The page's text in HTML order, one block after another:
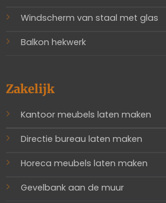
Windscherm van staal met glas
Balkon hekwerk
Zakelijk
Kantoor meubels laten maken
Directie bureau laten maken
Horeca meubels laten maken
Gevelbank aan de muur